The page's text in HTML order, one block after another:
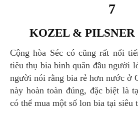
7
KOZEL &
Cộng hòa Séc có cũng rất nổi tiếng với bia. Là nước
tiêu thụ bia bình quân đầu người
người nói rằng bia rẻ hơn nước ở
này hoàn toàn đúng, đặc biệt là
có thể mua một số lon bia tại siêu